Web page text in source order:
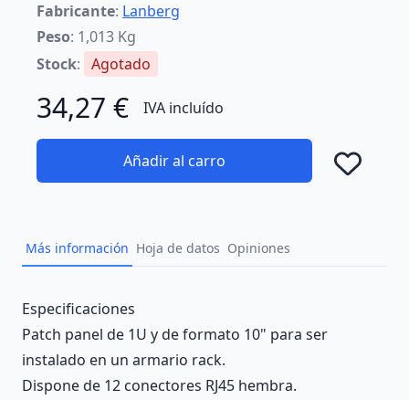
Fabricante: Lanberg
Peso: 1,013 Kg
Stock: Agotado
34,27 € IVA incluído
Añadir al carro
Más información Hoja de datos Opiniones
Description
Especificaciones
Patch panel de 1U y de formato 10" para ser
instalado en un armario rack.
Dispone de 12 conectores RJ45 hembra.